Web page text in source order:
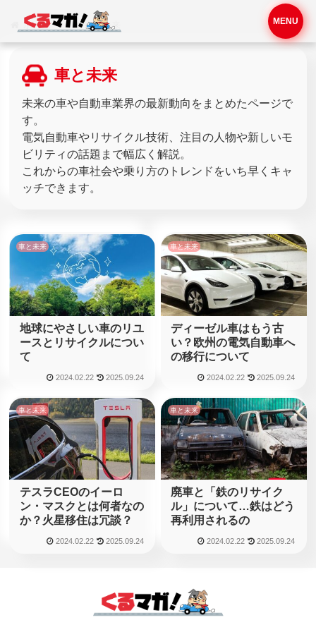
ホーム 車と未来
車と未来
未来の車や自動車業界の最新動向をまとめたページで
す。
電気自動車やリサイクル技術、注目の人物や新しいモ
ビリティの話題まで幅広く解説。
これからの車社会や乗り方のトレンドをいち早くキャ
ッチできます。
車と未来
地球にやさしい車のリユ
ースとリサイクルについ
て
2024.02.22 2025.09.24
車と未来
ディーゼル車はもう古
い？欧州の電気自動車へ
の移行について
2024.02.22 2025.09.24
車と未来
テスラCEOのイーロ
ン・マスクとは何者なの
か？火星移住は冗談？
2024.02.22 2025.09.24
車と未来
廃車と「鉄のリサイク
ル」について…鉄はどう
再利用されるの
2024.02.22 2025.09.24
MENU